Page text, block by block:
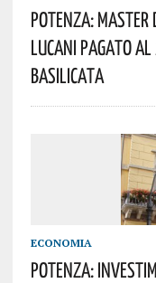
POTENZA:
LUCANI PAGATO
BASILICATA
ECONOMIA
POTENZA: